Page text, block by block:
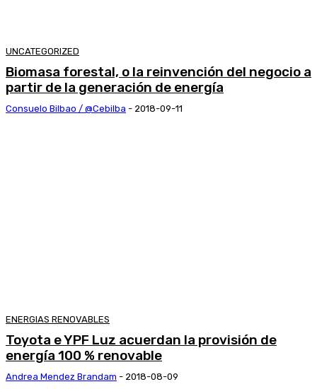
UNCATEGORIZED
Biomasa forestal, o la reinvención del negocio a
partir de la generación de energía
Consuelo Bilbao / @cebilba - 2018-09-11
ENERGIAS RENOVABLES
Toyota e YPF Luz acuerdan la provisión de
energía 100 % renovable
Andrea Mendez Brandam - 2018-08-09